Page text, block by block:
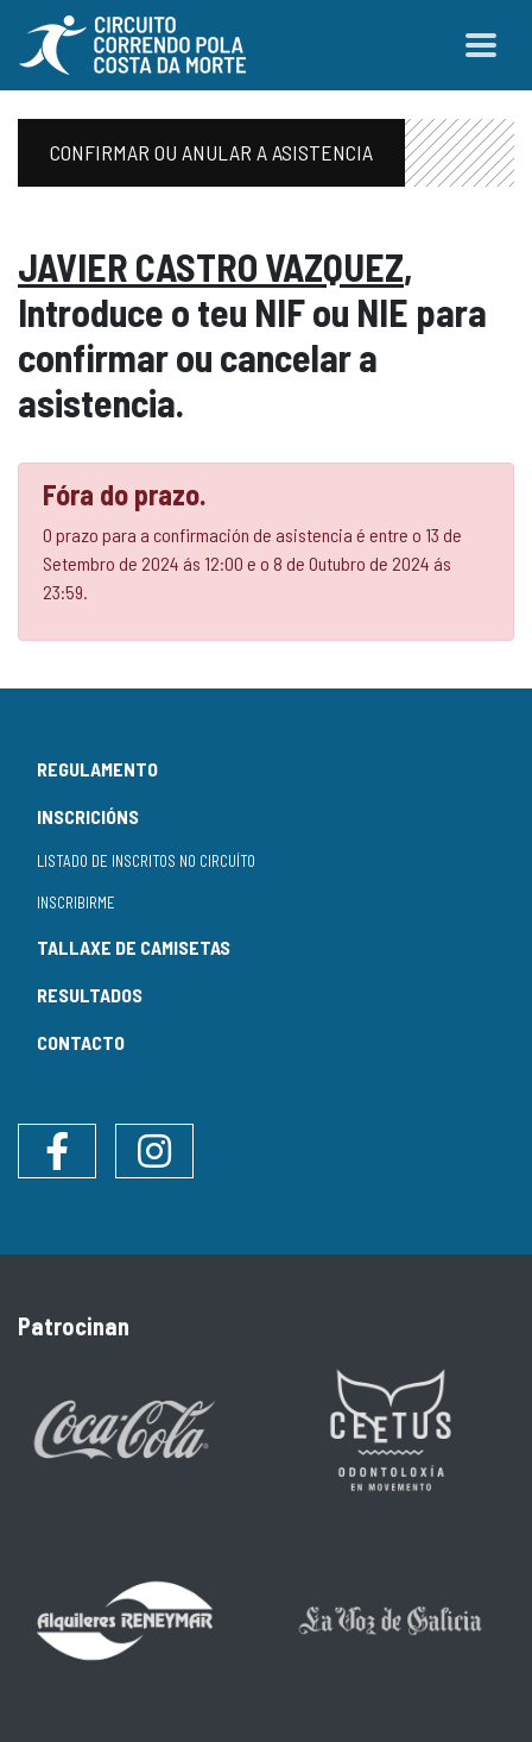
CONFIRMAR OU ANULAR A ASISTENCIA
JAVIER CASTRO VAZQUEZ,
Introduce o teu NIF ou NIE para
confirmar ou cancelar a
asistencia.
Fóra do prazo.
O prazo para a confirmación de asistencia é entre o 13 de
Setembro de 2024 ás 12:00 e o 8 de Outubro de 2024 ás
23:59.
REGULAMENTO
INSCRICIÓNS
LISTADO DE INSCRITOS NO CIRCUÍTO
INSCRIBIRME
TALLAXE DE CAMISETAS
RESULTADOS
CONTACTO
Instagram
Patrocinan